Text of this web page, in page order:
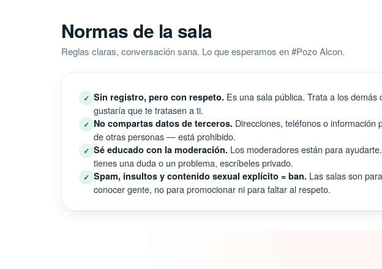
Normas de la sala
Reglas claras, conversación sana. Lo que esperamos en #Pozo Alcon.
✓ Sin registro, pero con respeto. Es una sala pública. Trata a los demás
gustaría que te tratasen a ti.
✓ No compartas datos de terceros. Direcciones, teléfonos o información
de otras personas — está prohibido.
✓ Sé educado con la moderación. Los moderadores están para
tienes una duda o un problema, escríbeles privado.
✓ Spam, insultos y contenido sexual explícito = ban. Las salas son para
conocer gente, no para promocionar ni para faltar al respeto.